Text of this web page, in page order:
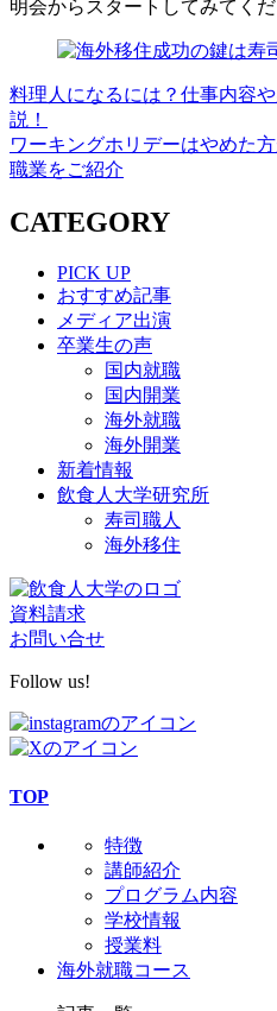
明会からスタートしてみてくだ
料理人になるには？仕事内容
説！
ワーキングホリデーはやめた
職業をご紹介
CATEGORY
PICK UP
おすすめ記事
メディア出演
卒業生の声
国内就職
国内開業
海外就職
海外開業
新着情報
飲食人大学研究所
寿司職人
海外移住
資料請求
お問い合せ
Follow us!
TOP
特徴
講師紹介
プログラム内容
学校情報
授業料
海外就職コース